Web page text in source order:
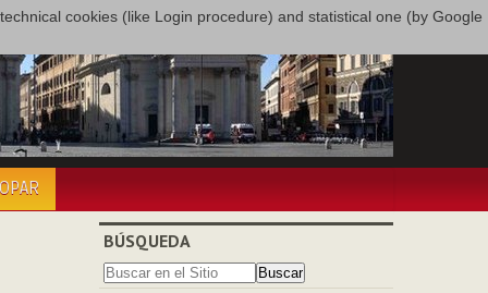
cookies (like Login procedure) and statistical one (by Google
BÚSQUEDA